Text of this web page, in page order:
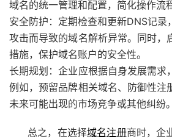
域名的统一管理和配置，简化操作流
安全防护：定期检查和更新DNS记录
攻击而导致的域名解析异常。同时，
措施，保护域名账户的安全性。
长期规划：企业应根据自身发展需求
例如，预留品牌相关域名、防御性注
未来可能出现的市场竞争或其他纠纷。
总之，在选择域名注册商时，企